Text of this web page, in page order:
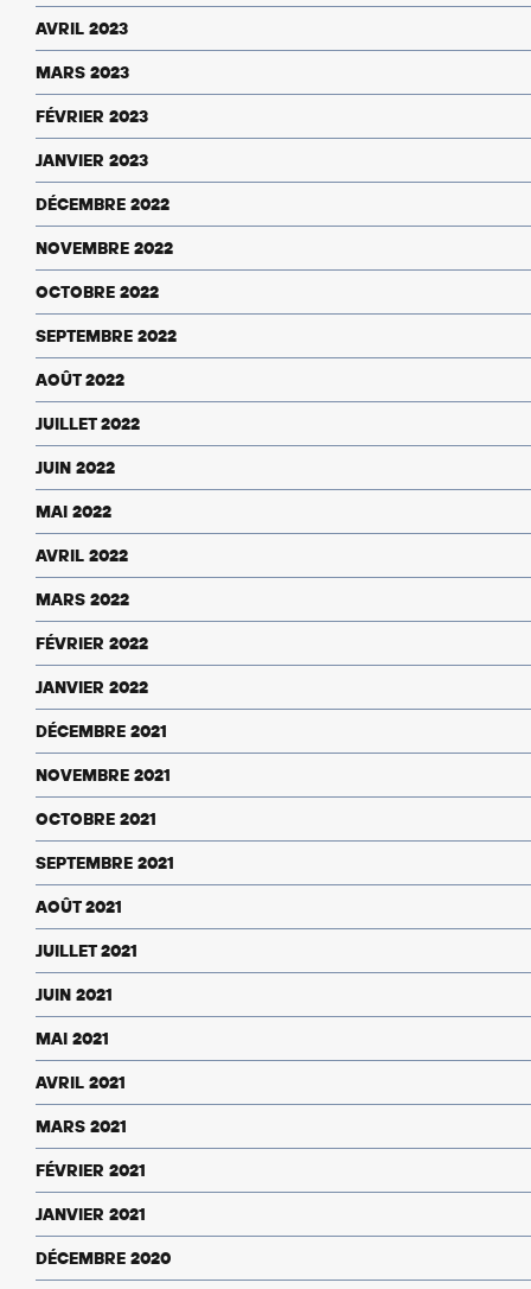
AVRIL 2023
MARS 2023
FÉVRIER 2023
JANVIER 2023
DÉCEMBRE 2022
NOVEMBRE 2022
OCTOBRE 2022
SEPTEMBRE 2022
AOÛT 2022
JUILLET 2022
JUIN 2022
MAI 2022
AVRIL 2022
MARS 2022
FÉVRIER 2022
JANVIER 2022
DÉCEMBRE 2021
NOVEMBRE 2021
OCTOBRE 2021
SEPTEMBRE 2021
AOÛT 2021
JUILLET 2021
JUIN 2021
MAI 2021
AVRIL 2021
MARS 2021
FÉVRIER 2021
JANVIER 2021
DÉCEMBRE 2020